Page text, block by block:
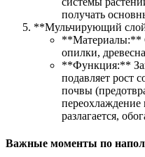
получать
**Мульчирующий
**Материалы:**
опилки,
**Функция:**
подавляет рост
почвы
переохлаждение
разлагается,
Важные моменты по